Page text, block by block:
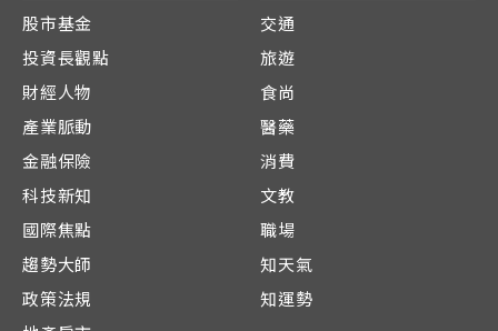
股市基金
投資長觀點
財經人物
產業脈動
金融保險
科技新知
國際焦點
趨勢大師
政策法規
交通
旅遊
食尚
醫藥
消費
文教
職場
知天氣
知運勢